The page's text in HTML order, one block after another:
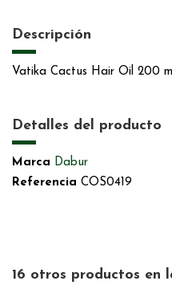
Descripción
Vatika Cactus Hair Oil 200
Detalles del producto
Marca Dabur
Referencia COS0419
16 otros productos en